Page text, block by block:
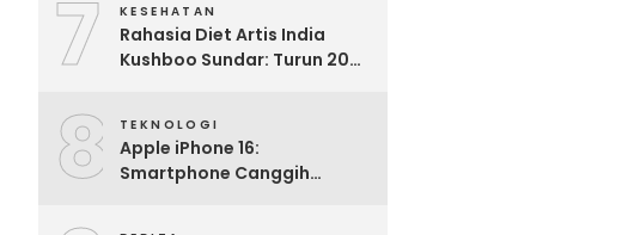
7 KESEHATAN
Rahasia Diet Artis India
Kushboo Sundar: Turun 20
8 TEKNOLOGI
Apple iPhone 16:
Smartphone Canggih